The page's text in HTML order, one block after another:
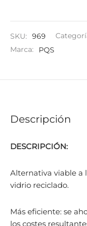
SKU: 969
Marca:
PQS
Descripción
DESCRIPCIÓN:
Alternativa viable a
vidrio reciclado.
Más eficiente: se
los costes